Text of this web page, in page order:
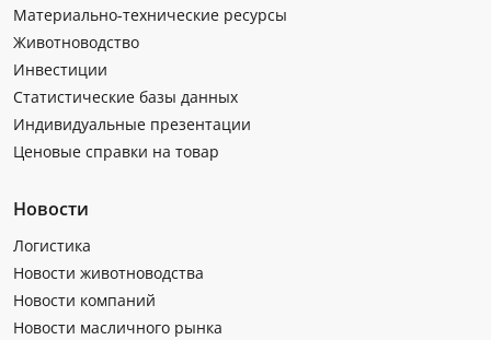
Материально-технические ресурсы
Животноводство
Инвестиции
Статистические базы данных
Индивидуальные презентации
Ценовые справки на товар
Новости
Логистика
Новости животноводства
Новости компаний
Новости масличного рынка